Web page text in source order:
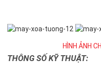
HÌNH ẢNH
THÔNG SỐ KỸ THUẬT: